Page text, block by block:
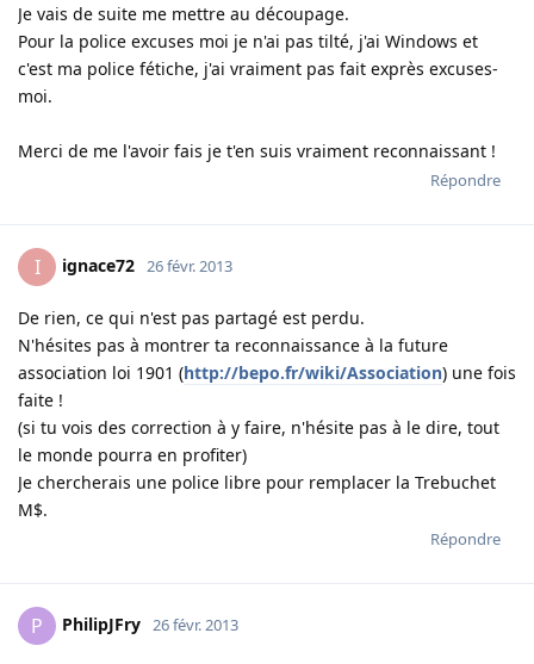
Je vais de suite me mettre au découpage.
Pour la police excuses moi je n'ai pas tilté, j'ai Windows et
c'est ma police fétiche, j'ai vraiment pas fait exprès excuses-
moi.
Merci de me l'avoir fais je t'en suis vraiment reconnaissant !
Répondre
I ignace72 26 févr. 2013
De rien, ce qui n'est pas partagé est perdu.
N'hésites pas à montrer ta reconnaissance à la future
association loi 1901 (http://bepo.fr/wiki/Association) une fois
faite !
(si tu vois des correction à y faire, n'hésite pas à le dire, tout
le monde pourra en profiter)
Je chercherais une police libre pour remplacer la Trebuchet
M$.
Répondre
P PhilipJFry 26 févr. 2013